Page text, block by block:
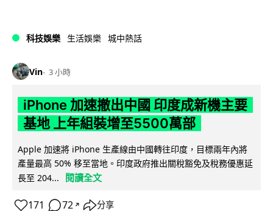
科技娛樂 生活娛樂 城中熱話
Vin 3 小時
iPhone 加速撤出中國 印度成新機主要
基地 上年組裝增至5500萬部
Apple 加速將 iPhone 生產線由中國轉往印度，目標兩年內將
產量最高 50% 移至當地。印度政府推出關稅豁免及稅務優惠延
長至 204...
閱讀全文
171 72 ↗ 分享